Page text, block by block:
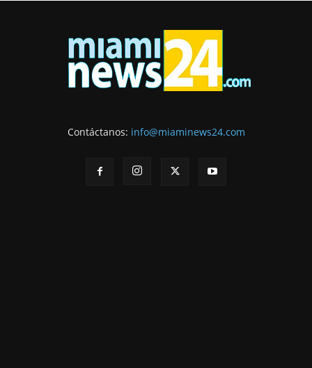
Contáctanos: info@miaminews24.com